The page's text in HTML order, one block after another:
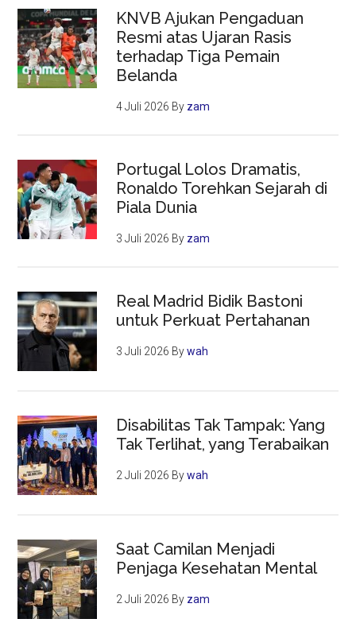
KNVB Ajukan Pengaduan
Resmi atas Ujaran Rasis
terhadap Tiga Pemain
Belanda
4 Juli 2026 By zam
Portugal Lolos Dramatis,
Ronaldo Torehkan Sejarah di
Piala Dunia
3 Juli 2026 By zam
Real Madrid Bidik Bastoni
untuk Perkuat Pertahanan
3 Juli 2026 Bywah
Disabilitas Tak Tampak: Yang
Tak Terlihat, yang Terabaikan
2 Juli 2026 Bywah
Saat Camilan Menjadi
Penjaga Kesehatan Mental
2 Juli 2026 By zam